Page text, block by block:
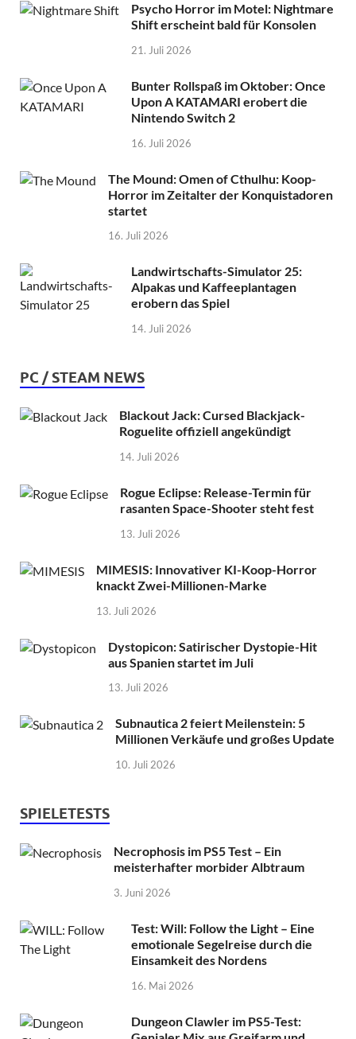
Psycho Horror im Motel: Nightmare
Shift erscheint bald für Konsolen
21. Juli 2026
Bunter Rollspaß im Oktober: Once
Upon A KATAMARI erobert die
Nintendo Switch 2
16. Juli 2026
The Mound: Omen of Cthulhu: Koop-
Horror im Zeitalter der Konquistadoren
startet
16. Juli 2026
Landwirtschafts-Simulator 25:
Alpakas und Kaffeeplantagen
erobern das Spiel
14. Juli 2026
PC / STEAM NEWS
Blackout Jack: Cursed Blackjack-
Roguelite offiziell angekündigt
14. Juli 2026
Rogue Eclipse: Release-Termin für
rasanten Space-Shooter steht fest
13. Juli 2026
MIMESIS: Innovativer KI-Koop-Horror
knackt Zwei-Millionen-Marke
13. Juli 2026
Dystopicon: Satirischer Dystopie-Hit
aus Spanien startet im Juli
13. Juli 2026
Subnautica 2 feiert Meilenstein: 5
Millionen Verkäufe und großes Update
10. Juli 2026
SPIELETESTS
Necrophosis im PS5 Test – Ein
meisterhafter morbider Albtraum
3. Juni 2026
Test: Will: Follow the Light – Eine
emotionale Segelreise durch die
Einsamkeit des Nordens
16. Mai 2026
Dungeon Clawler im PS5-Test: